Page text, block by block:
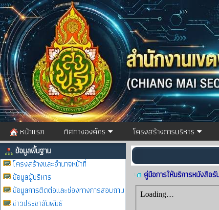
หน้าแรก ทิศทางองค์กร โครงสร้างการบริหาร
ข้อมูลพื้นฐาน
โครงสร้างและอำนาจหน้าที่
ข้อมูลผู้บริหาร
ข้อมูลการติดต่อและช่องทางการสอบถาม
ข่าวประชาสัมพันธ์
คู่มือการให้บริการหนังสือ